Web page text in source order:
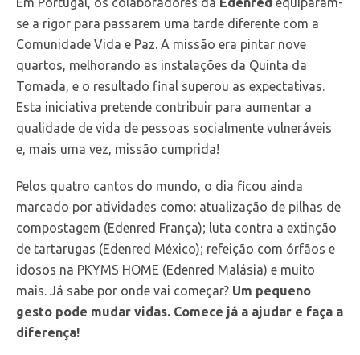
se a rigor para passarem uma tarde diferente com a
Comunidade Vida e Paz. A missão era pintar nove
quartos, melhorando as instalações da Quinta da
Tomada, e o resultado final superou as expectativas.
Esta iniciativa pretende contribuir para aumentar a
qualidade de vida de pessoas socialmente vulneráveis
e, mais uma vez, missão cumprida!
Pelos quatro cantos do mundo, o dia ficou ainda
marcado por atividades como: atualização de pilhas de
compostagem (Edenred França); luta contra a extinção
de tartarugas (Edenred México); refeição com órfãos e
idosos na PKYMS HOME (Edenred Malásia) e muito
mais. Já sabe por onde vai começar? Um pequeno
gesto pode mudar vidas. Comece já a ajudar e faça a
diferença!